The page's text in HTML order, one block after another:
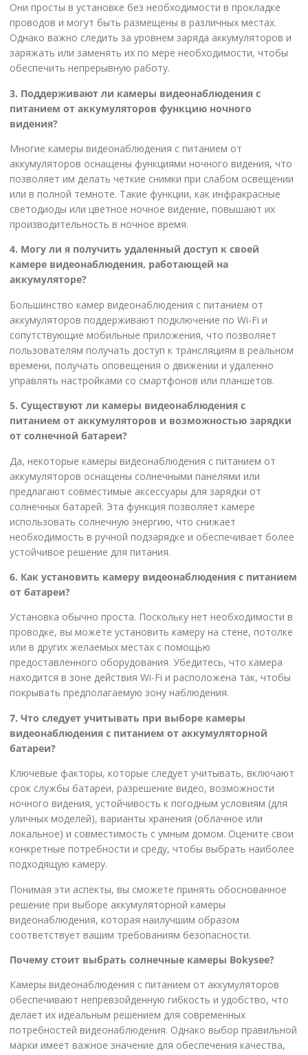
Они просты в установке без необходимости в прокладке
проводов и могут быть размещены в различных местах.
Однако важно следить за уровнем заряда аккумуляторов и
заряжать или заменять их по мере необходимости, чтобы
обеспечить непрерывную работу.
3. Поддерживают ли камеры видеонаблюдения с
питанием от аккумуляторов функцию ночного
видения?
Многие камеры видеонаблюдения с питанием от
аккумуляторов оснащены функциями ночного видения, что
позволяет им делать четкие снимки при слабом освещении
или в полной темноте. Такие функции, как инфракрасные
светодиоды или цветное ночное видение, повышают их
производительность в ночное время.
4. Могу ли я получить удаленный доступ к своей
камере видеонаблюдения, работающей на
аккумуляторе?
Большинство камер видеонаблюдения с питанием от
аккумуляторов поддерживают подключение по Wi-Fi и
сопутствующие мобильные приложения, что позволяет
пользователям получать доступ к трансляциям в реальном
времени, получать оповещения о движении и удаленно
управлять настройками со смартфонов или планшетов.
5. Существуют ли камеры видеонаблюдения с
питанием от аккумуляторов и возможностью зарядки
от солнечной батареи?
Да, некоторые камеры видеонаблюдения с питанием от
аккумуляторов оснащены солнечными панелями или
предлагают совместимые аксессуары для зарядки от
солнечных батарей. Эта функция позволяет камере
использовать солнечную энергию, что снижает
необходимость в ручной подзарядке и обеспечивает более
устойчивое решение для питания.
6. Как установить камеру видеонаблюдения с питанием
от батареи?
Установка обычно проста. Поскольку нет необходимости в
проводке, вы можете установить камеру на стене, потолке
или в других желаемых местах с помощью
предоставленного оборудования. Убедитесь, что камера
находится в зоне действия Wi-Fi и расположена так, чтобы
покрывать предполагаемую зону наблюдения.
7. Что следует учитывать при выборе камеры
видеонаблюдения с питанием от аккумуляторной
батареи?
Ключевые факторы, которые следует учитывать, включают
срок службы батареи, разрешение видео, возможности
ночного видения, устойчивость к погодным условиям (для
уличных моделей), варианты хранения (облачное или
локальное) и совместимость с умным домом. Оцените свои
конкретные потребности и среду, чтобы выбрать наиболее
подходящую камеру.
Понимая эти аспекты, вы сможете принять обоснованное
решение при выборе аккумуляторной камеры
видеонаблюдения, которая наилучшим образом
соответствует вашим требованиям безопасности.
Почему стоит выбрать солнечные камеры Bokysee?
Камеры видеонаблюдения с питанием от аккумуляторов
обеспечивают непревзойденную гибкость и удобство, что
делает их идеальным решением для современных
потребностей видеонаблюдения. Однако выбор правильной
марки имеет важное значение для обеспечения качества,